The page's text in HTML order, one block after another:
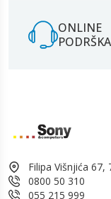
ONLINE
Filipa Višnjića 67,
0800 50 310
055 215 999